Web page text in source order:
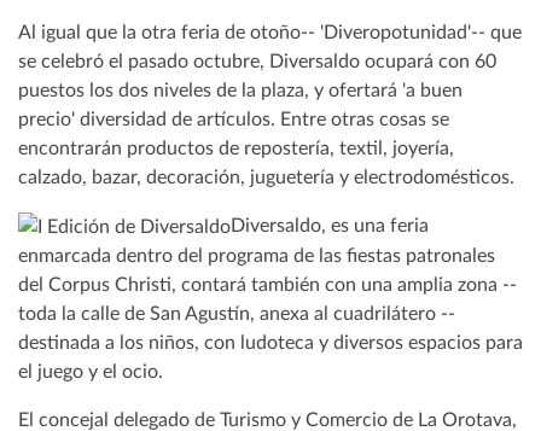
Al igual que la otra feria de otoño-- 'Diveropotunidad'-- que
se celebró el pasado octubre, Diversaldo ocupará con 60
puestos los dos niveles de la plaza, y ofertará 'a buen
precio' diversidad de artículos. Entre otras cosas se
encontrarán productos de repostería, textil, joyería,
calzado, bazar, decoración, juguetería y electrodomésticos.
Diversaldo, es una feria
enmarcada dentro del programa de las fiestas patronales
del Corpus Christi, contará también con una amplia zona --
toda la calle de San Agustín, anexa al cuadrilátero --
destinada a los niños, con ludoteca y diversos espacios para
el juego y el ocio.
El concejal delegado de Turismo y Comercio de La Orotava,